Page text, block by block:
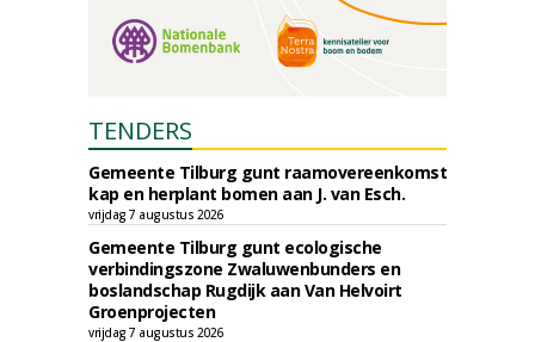
TENDERS
Gemeente Tilburg gunt raamovereenkomst
kap en herplant bomen aan J. van Esch.
vrijdag 7 augustus 2026
Gemeente Tilburg gunt ecologische
verbindingszone Zwaluwenbunders en
boslandschap Rugdijk aan Van Helvoirt
Groenprojecten
vrijdag 7 augustus 2026